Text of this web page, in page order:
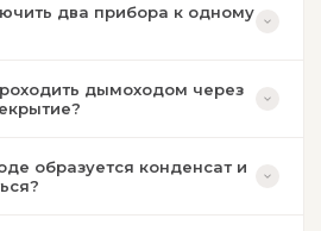
два прибора к одному
дымоходом через
образуется конденсат и